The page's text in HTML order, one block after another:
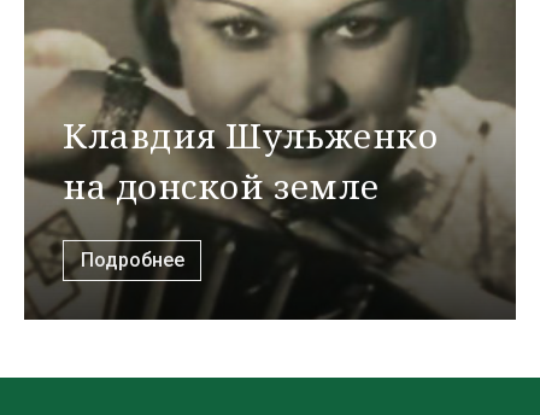
Клавдия Шульженко
на донской земле
Подробнее